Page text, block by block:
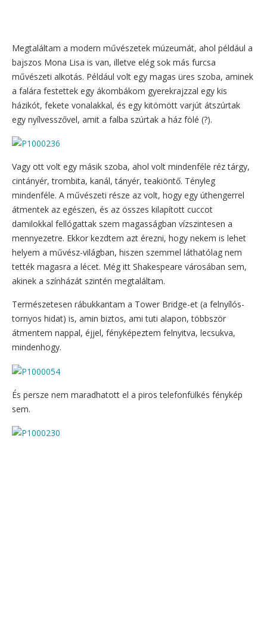
Megtaláltam a modern művészetek múzeumát, ahol például a
bajszos Mona Lisa is van, illetve elég sok más furcsa
művészeti alkotás. Például volt egy magas üres szoba, aminek
a falára festettek egy ákombákom gyerekrajzzal egy kis
házikót, fekete vonalakkal, és egy kitömött varjút átszúrtak
egy nyílvesszővel, amit a falba szúrtak a ház fölé (?).
Vagy ott volt egy másik szoba, ahol volt mindenféle réz tárgy,
cintányér, trombita, kanál, tányér, teakiöntő. Tényleg
mindenféle. A művészeti része az volt, hogy egy úthengerrel
átmentek az egészen, és az összes kilapított cuccot
damilokkal fellógattak szem magasságban vízszintesen a
mennyezetre. Ekkor kezdtem azt érezni, hogy nekem is lehet
helyem a művész-világban, hiszen szemmel láthatólag nem
tették magasra a lécet. Még itt Shakespeare városában sem,
akinek a színházát szintén megtaláltam.
Természetesen rábukkantam a Tower Bridge-et (a felnyílós-
tornyos hidat) is, amin biztos, ami tuti alapon, többször
átmentem nappal, éjjel, fényképeztem felnyitva, lecsukva,
mindenhogy.
És persze nem maradhatott el a piros telefonfülkés fénykép
sem.